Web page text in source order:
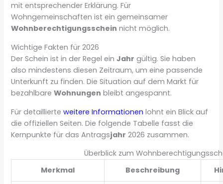
mit entsprechender Erklärung. Für
Wohngemeinschaften ist ein gemeinsamer
Wohnberechtigungsschein nicht möglich.
Wichtige Fakten für 2026
Der Schein ist in der Regel einJahr gültig. Sie haben
also mindestens diesen Zeitraum, um eine passende
Unterkunft zu finden. Die Situation auf dem Markt für
bezahlbareWohnungen bleibt angespannt.
Für detaillierteweitere Informationen lohnt ein Blick auf
die offiziellen Seiten. Die folgende Tabelle fasst die
Kernpunkte für das Antragsjahr 2026 zusammen.
Überblick zum
Merkmal
Beschreibung